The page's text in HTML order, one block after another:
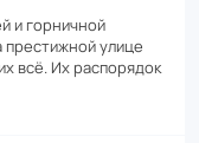
и горни­чной
прес­ти­жной улице
всё. Их распо­рядок